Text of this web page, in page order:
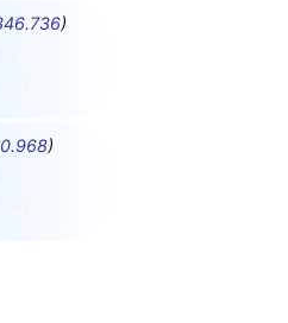
)
)